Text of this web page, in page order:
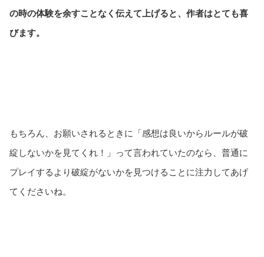
の時の体験を余すことなく伝えて上げると、作者はとても喜
びます。
もちろん、お願いされるときに「感想は良いからルールが破
綻しないかを見てくれ！」って言われていたのなら、普通に
プレイするより破綻がないかを見つけることに注力してあげ
てくださいね。